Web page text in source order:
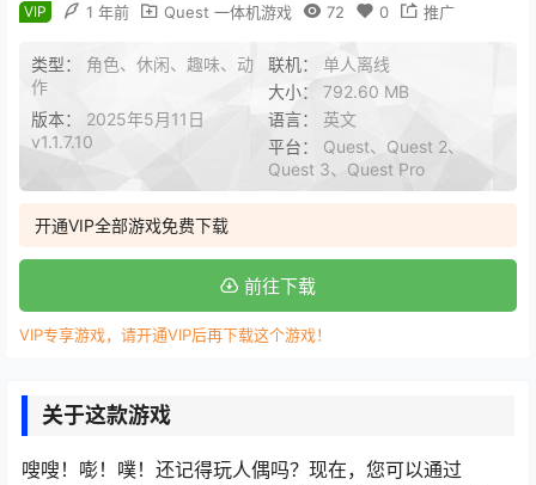
VIP 1 年前 Quest 一体机游戏 72 0 推广
类型： 角色、休闲、趣味、动
作
联机： 单人离线
大小： 792.60 MB
版本： 2025年5月11日
v1.1.7.10
语言： 英文
平台： Quest、Quest 2、
Quest 3、Quest Pro
开通VIP全部游戏免费下载
前往下载
VIP专享游戏，请开通VIP后再下载这个游戏！
关于这款游戏
嗖嗖！嘭！噗！还记得玩人偶吗？现在，您可以通过